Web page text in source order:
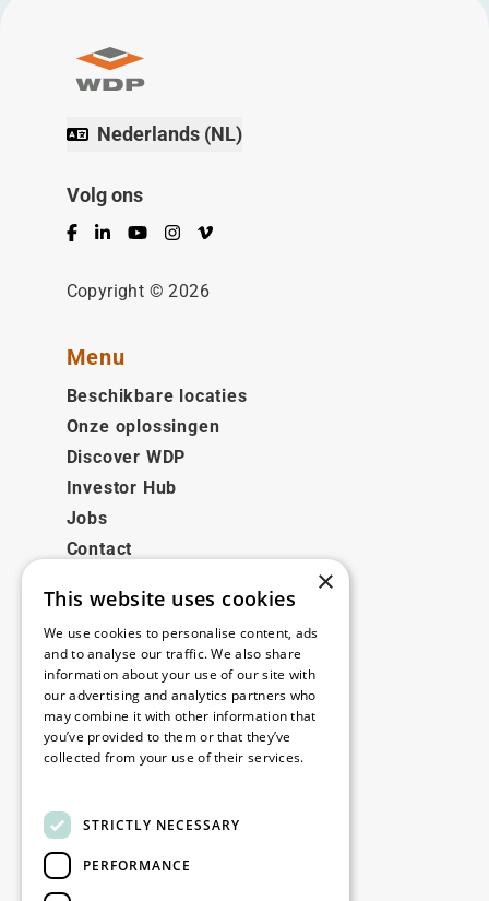
Nederlands (NL)
Volg ons
Facebook
LinkedInYouTubeInstagram
Vimeo
Copyright © 2026
Menu
Beschikbare locaties
Onze oplossingen
Discover WDP
Investor Hub
Jobs
Contact
Juridisch
Disclaimer
Privacy policy
Cookie policy
Contact
Blijf op de hoogte
×
This website uses cookies
We use cookies to personalise content, ads
and to analyse our traffic. We also share
information about your use of our site with
our advertising and analytics partners who
may combine it with other information that
you’ve provided to them or that they’ve
collected from your use of their services.
STRICTLY NECESSARY
PERFORMANCE